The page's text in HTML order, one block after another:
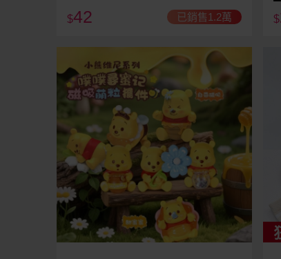
$42 已銷售1.2萬 $